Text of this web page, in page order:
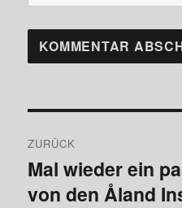
ZURÜCK
Vorheriger
Beitrag:
Mal wieder ein
von den Åland